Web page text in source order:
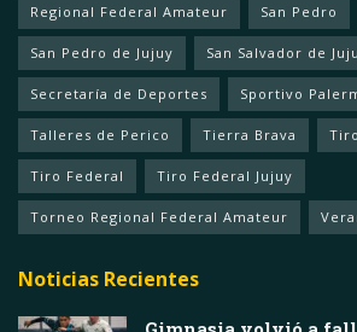
Regional Federal Amateur San Pedro
San Pedro de Jujuy San Salvador de
Secretaría de Deportes Sportivo
Talleres de Perico Tierra Brava
Tiro Federal Tiro Federal Jujuy
Torneo Regional Federal Amateur
Noticias Recientes